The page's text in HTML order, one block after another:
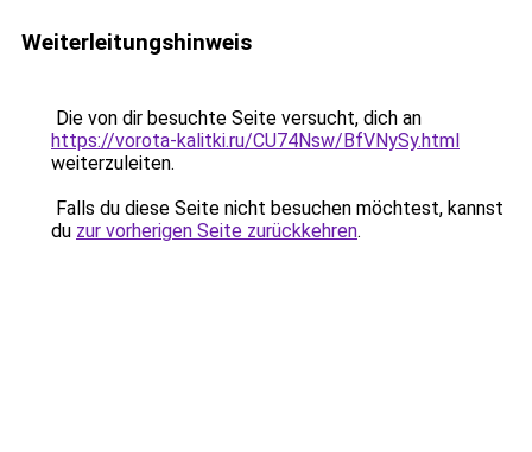
Weiterleitungshinweis
Die von dir besuchte Seite versucht, dich an
https://vorota-kalitki.ru/CU74Nsw/BfVNySy.html
weiterzuleiten.
Falls du diese Seite nicht besuchen möchtest, kannst
du zur vorherigen Seite zurückkehren.